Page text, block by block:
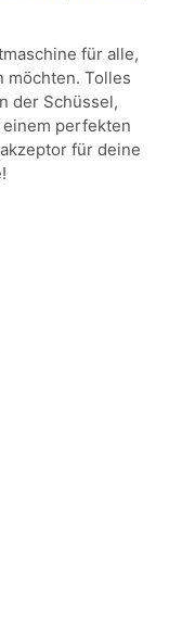
für alle,
möchten. Tolles
der Schüssel,
perfekten
für deine